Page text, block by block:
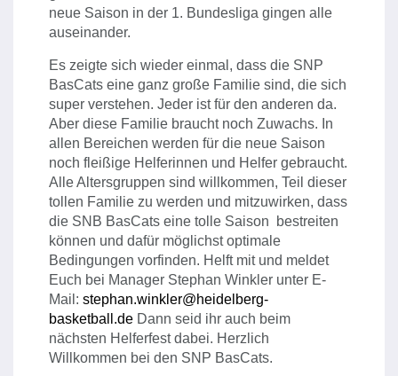
neue Saison in der 1. Bundesliga gingen alle
auseinander.
Es zeigte sich wieder einmal, dass die SNP
BasCats eine ganz große Familie sind, die sich
super verstehen. Jeder ist für den anderen da.
Aber diese Familie braucht noch Zuwachs. In
allen Bereichen werden für die neue Saison
noch fleißige Helferinnen und Helfer gebraucht.
Alle Altersgruppen sind willkommen, Teil dieser
tollen Familie zu werden und mitzuwirken, dass
die SNB BasCats eine tolle Saison bestreiten
können und dafür möglichst optimale
Bedingungen vorfinden. Helft mit und meldet
Euch bei Manager Stephan Winkler unter E-
Mail: stephan.winkler@heidelberg-
basketball.de Dann seid ihr auch beim
nächsten Helferfest dabei. Herzlich
Willkommen bei den SNP BasCats.